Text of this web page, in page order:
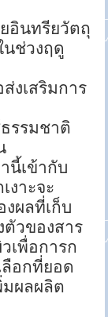
อินทรียวัตถุ
นช่วงฤดู
งเสริมการ
รรมชาติ
นี้เข้ากับ
งาะจะ
ผลที่เก็บ
ตัวของสาร
เพื่อการก
ลือกที่ยอด
มผลผลิต